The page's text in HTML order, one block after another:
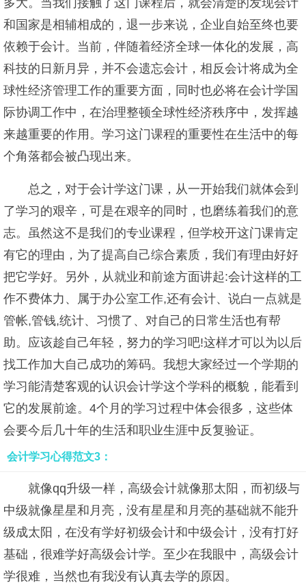
多大。当我们接触了这门课程后，就会清楚的发现会计
和国家是相辅相成的，退一步来说，企业自始至终也要
依赖于会计。当前，伴随着经济全球一体化的发展，高
科技的日新月异，并不会遗忘会计，相反会计将成为全
球性经济管理工作的重要方面，同时也必将在会计学国
际协调工作中，在治理整顿全球性经济秩序中，发挥越
来越重要的作用。学习这门课程的重要性在生活中的每
个角落都会被凸现出来。
总之，对于会计学这门课，从一开始我们就体会到
了学习的艰辛，可是在艰辛的同时，也磨练着我们的意
志。虽然这不是我们的专业课程，但学校开这门课肯定
有它的理由，为了提高自己综合素质，我们有理由好好
把它学好。另外，从就业和前途方面讲起:会计这样的工
作不费体力、属于办公室工作,还有会计、说白一点就是
管帐,管钱,统计、习惯了、对自己的日常生活也有帮
助。应该趁自己年轻，努力的学习吧!这样才可以为以后
找工作加大自己成功的筹码。我想大家经过一个学期的
学习能清楚客观的认识会计学这个学科的概貌，能看到
它的发展前途。4个月的学习过程中体会很多，这些体
会要今后几十年的生活和职业生涯中反复验证。
会计学习心得范文3：
就像qq升级一样，高级会计就像那太阳，而初级与
中级就像星星和月亮，没有星星和月亮的基础就不能升
级成太阳，在没有学好初级会计和中级会计，没有打好
基础，很难学好高级会计学。至少在我眼中，高级会计
学很难，当然也有我没有认真去学的原因。